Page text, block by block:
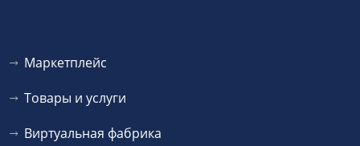
Маркетплейс
Товары и услуги
Виртуальная фабрика